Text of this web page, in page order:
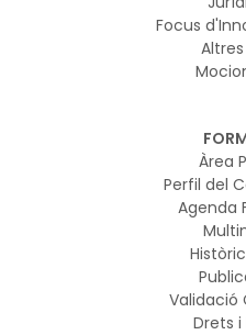
Focus
Àrea
Perfil del
Agenda
Validació
Drets i